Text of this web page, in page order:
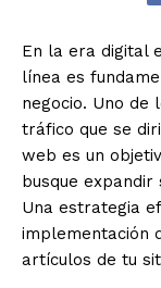
En la era digital
línea es
negocio. Uno de
tráfico que se
web es un
busque
Una estrategia
implementación
artículos de tu